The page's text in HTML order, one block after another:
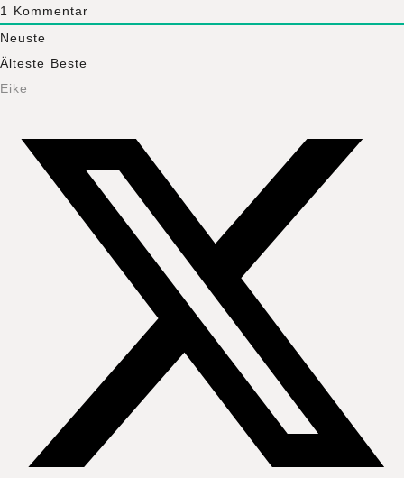
1
Kommentar
Neuste
Älteste Beste
Eike